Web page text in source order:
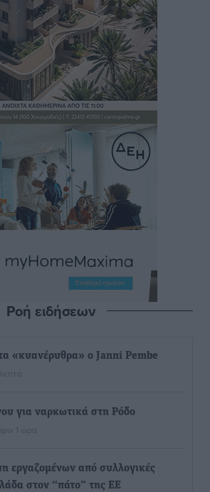
Ροή ειδήσεων
«κυανέρυθρα» ο Janni Pembe
για ναρκωτικά στη Ρόδο
1 ώρα
εργαζομένων από συλλογικές
στον “πάτο” της ΕΕ